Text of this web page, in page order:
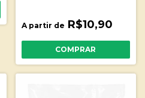
A partir de R$10,90
COMPRAR